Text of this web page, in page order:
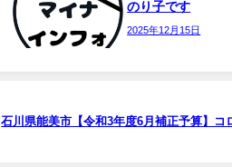
のり子です
2025年12月15日
石川県能美市【令和3年度6月補正予算】コ